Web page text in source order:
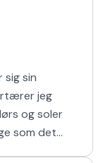
sig sin
jeg
og soler
som det